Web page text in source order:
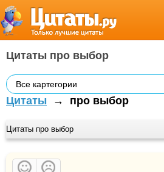
Цитаты про выбор
Все картегории
Цитаты → про выбор
Цитаты про выбор